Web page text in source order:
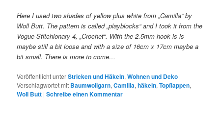
Here I used two shades of yellow plus white from „Camilla“ by
Woll Butt. The pattern is called „playblocks“ and I took it from the
Vogue Stitchionary 4, „Crochet“. With the 2.5mm hook is is
maybe still a bit loose and with a size of 16cm x 17cm maybe a
bit small. There is more to come…
Veröffentlicht unterStricken und Häkeln,Wohnen und Deko |
Verschlagwortet mit Baumwollgarn,Camilla,häkeln,Topflappen,
Woll Butt |Schreibe einen Kommentar